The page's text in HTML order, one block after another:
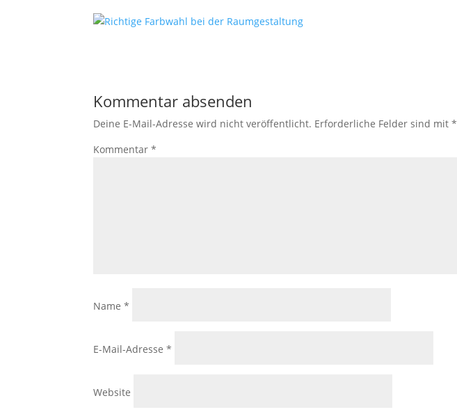
Kommentar absenden
Deine E-Mail-Adresse wird nicht veröffentlicht. Erforderliche Felder sind mit*
Kommentar*
Name*
E-Mail-Adresse*
Website